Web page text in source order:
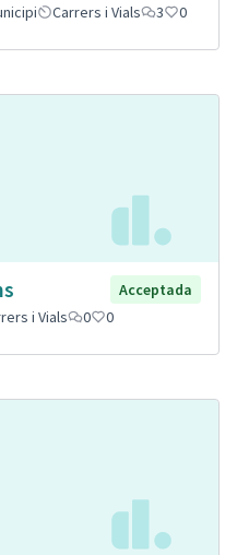
Carrers i Vials 3 0
Acceptada
i Vials 0 0